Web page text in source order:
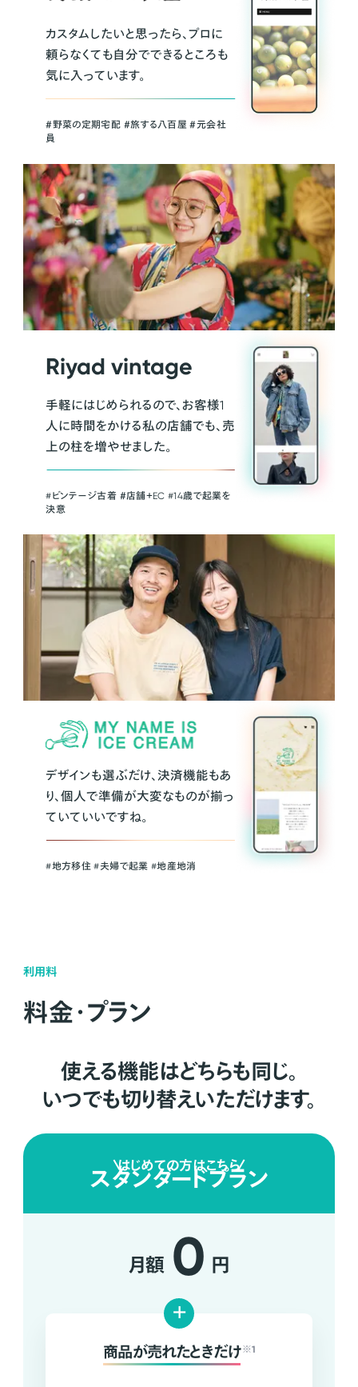
カスタムしたいと思ったら、プロに
頼らなくても自分でできるところも
気に入っています。
＃野菜の定期宅配 ＃旅する八百屋 ＃元会社
員
Riyad vintage
手軽にはじめられるので、お客様1
人に時間をかける私の店舗でも、売
上の柱を増やせました。
#ビンテージ古着 ＃店舗＋EC #14歳で起業を
決意
デザインも選ぶだけ、決済機能もあ
り、個人で準備が大変なものが揃っ
ていていいですね。
#地方移住 #夫婦で起業 #地産地消
利用料
料金・プラン
使える機能はどちらも同じ。
いつでも切り替えいただけます。
はじめての方はこちら
スタンダードプラン
月額 0 円
+
商品が売れたときだけ ※1